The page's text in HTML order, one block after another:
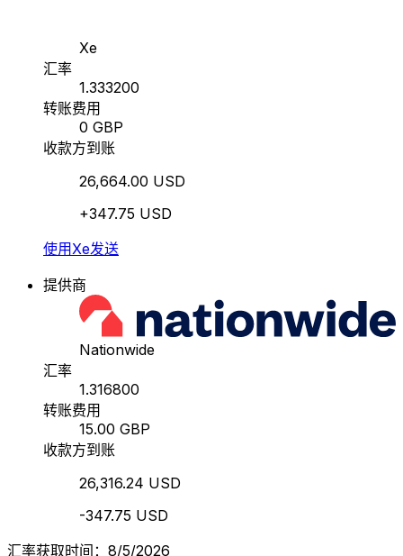
Xe
汇率
1.333200
转账费用
0 GBP
收款方到账
26,664.00 USD
+347.75 USD
使用Xe发送
提供商
Nationwide
汇率
1.316800
转账费用
15.00 GBP
收款方到账
26,316.24 USD
-347.75 USD
汇率获取时间：8/5/2026